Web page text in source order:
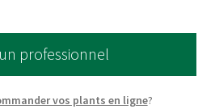
options
may
be
chosen
professionnel
vos plants en ligne?